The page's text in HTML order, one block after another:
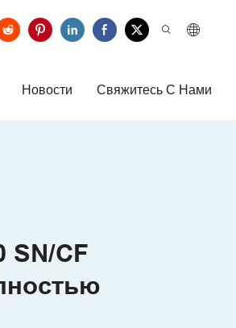
Новости Свяжитесь С Нами
SN/CF